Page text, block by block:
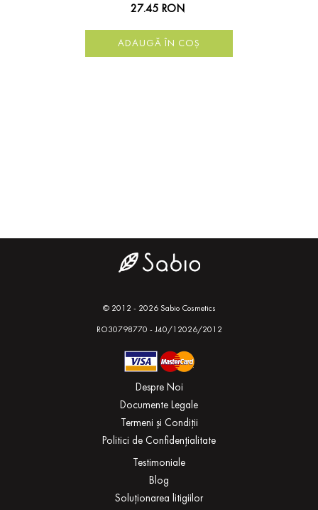
27.45 RON
ADAUGĂ ÎN COȘ
© 2012 - 2026 Sabio Cosmetics
RO30798770 - J40/12026/2012
Despre Noi
Documente Legale
Termeni și Condiții
Politici de Confidențialitate
Testimoniale
Blog
Soluționarea litigiilor